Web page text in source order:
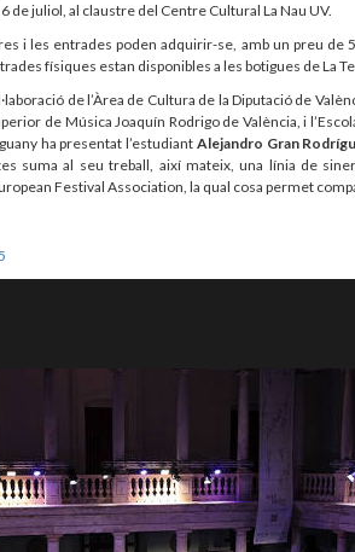
de juliol, al claustre del Centre Cultural La Nau UV.
i les entrades poden adquirir-se, amb un preu de
físiques estan disponibles a les botigues de La
de l’Àrea de Cultura de la Diputació de
de Música Joaquín Rodrigo de València, i
ha presentat l’estudiant Alejandro Gran
suma al seu treball, així mateix, una línia de
Festival Association, la qual cosa permet